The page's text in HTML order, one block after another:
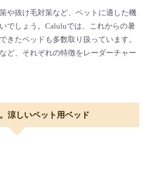
や抜け毛対策など、ペットに適した機
でしょう。Caluluでは、これからの暑
きたベッドも多数取り扱っています。
ど、それぞれの特徴をレーダーチャー
涼しいペット用ベッド